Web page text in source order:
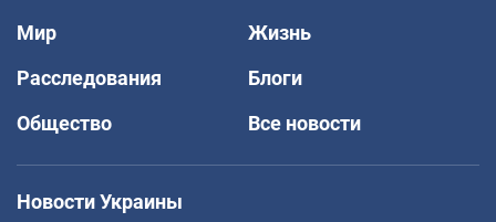
Мир
Жизнь
Расследования
Блоги
Общество
Все новости
Новости Украины